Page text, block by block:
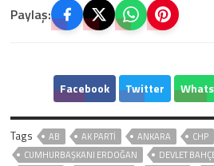
Paylaş:
Facebook Twitter
Tags AB AK PARTİ ANKARA
CHP
CUMHURBAŞKANI ERDOĞAN
DEVLET